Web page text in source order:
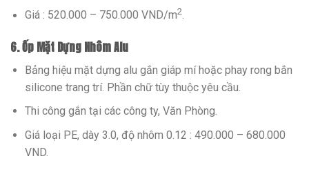
Giá : 520.000 – 750.000 VND/m2.
6. Ốp Mặt Dựng Nhôm Alu
Bảng hiệu mặt dựng alu gắn giáp mí hoặc phay rong bắn
silicone trang trí. Phần chữ tùy thuộc yêu cầu.
Thi công gắn tại các công ty, Văn Phòng.
Giá loại PE, dày 3.0, độ nhôm 0.12 : 490.000 – 680.000
VND.